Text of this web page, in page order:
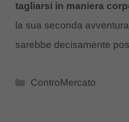
tagliarsi in maniera
la sua seconda
sarebbe decisamente
Categorie
ControMercato